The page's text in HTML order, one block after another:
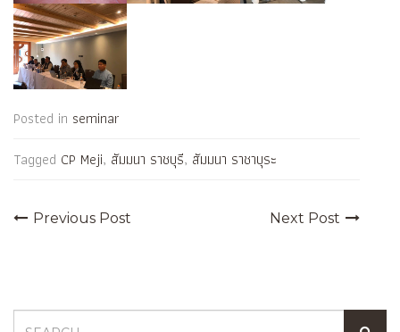
Posted in seminar
Tagged CP Meji, สัมมนา ราชบุรี, สัมมนา ราชาบุระ
Previous Post Next Post